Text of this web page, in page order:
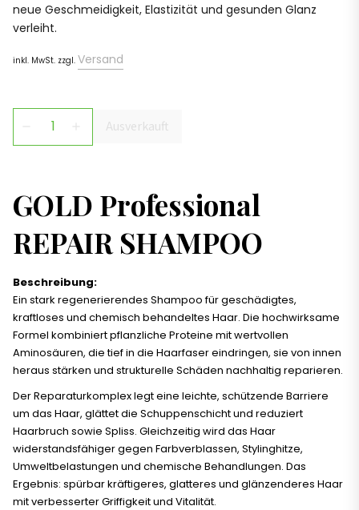
neue Geschmeidigkeit, Elastizität und gesunden Glanz
verleiht.
inkl. MwSt. zzgl. Versand
Ausverkauft
GOLD Professional
REPAIR SHAMPOO
Beschreibung:
Ein stark regenerierendes Shampoo für geschädigtes,
kraftloses und chemisch behandeltes Haar. Die hochwirksame
Formel kombiniert pflanzliche Proteine mit wertvollen
Aminosäuren, die tief in die Haarfaser eindringen, sie von innen
heraus stärken und strukturelle Schäden nachhaltig reparieren.
Der Reparaturkomplex legt eine leichte, schützende Barriere
um das Haar, glättet die Schuppenschicht und reduziert
Haarbruch sowie Spliss. Gleichzeitig wird das Haar
widerstandsfähiger gegen Farbverblassen, Stylinghitze,
Umweltbelastungen und chemische Behandlungen. Das
Ergebnis: spürbar kräftigeres, glatteres und glänzenderes Haar
mit verbesserter Griffigkeit und Vitalität.